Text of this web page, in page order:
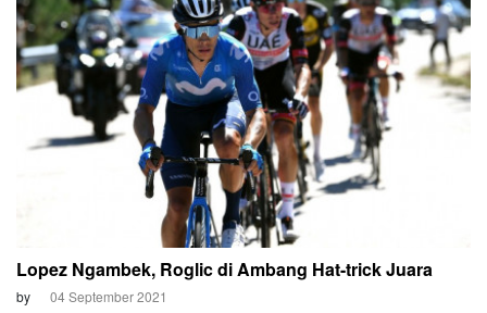
Lopez Ngambek, Roglic di Ambang Hat-trick Juara
by 04 September 2021